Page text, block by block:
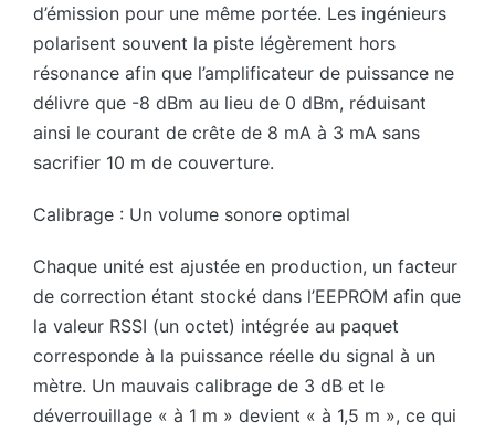
d’émission pour une même portée. Les ingénieurs
polarisent souvent la piste légèrement hors
résonance afin que l’amplificateur de puissance ne
délivre que -8 dBm au lieu de 0 dBm, réduisant
ainsi le courant de crête de 8 mA à 3 mA sans
sacrifier 10 m de couverture.
Calibrage : Un volume sonore optimal
Chaque unité est ajustée en production, un facteur
de correction étant stocké dans l’EEPROM afin que
la valeur RSSI (un octet) intégrée au paquet
corresponde à la puissance réelle du signal à un
mètre. Un mauvais calibrage de 3 dB et le
déverrouillage « à 1 m » devient « à 1,5 m », ce qui